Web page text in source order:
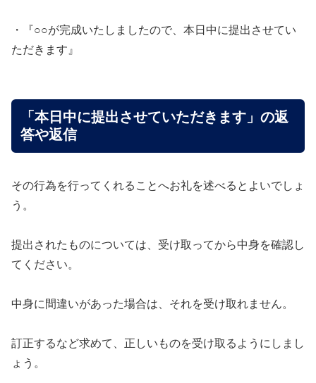
・『○○が完成いたしましたので、本日中に提出させてい
ただきます』
「本日中に提出させていただきます」の返
答や返信
その行為を行ってくれることへお礼を述べるとよいでしょ
う。
提出されたものについては、受け取ってから中身を確認し
てください。
中身に間違いがあった場合は、それを受け取れません。
訂正するなど求めて、正しいものを受け取るようにしまし
ょう。